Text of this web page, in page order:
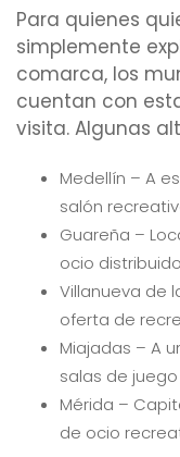
Para quienes
simplemente
comarca, los
cuentan con
visita. Algunas
Medellín – A
salón
Guareña –
ocio
Villanueva de
oferta de
Miajadas – A
salas de
Mérida –
de ocio